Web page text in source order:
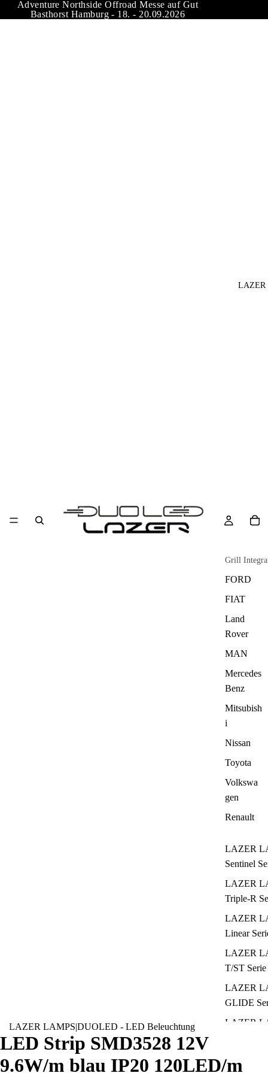
Adventure Northside Offroad Messe auf Gut
Basthorst Hamburg - 18. - 20.09.2026
LAZER
Grill
FORD
FIAT
Land
Rover
MAN
Mercedes
Benz
Mitsubish
i
Nissan
Toyota
Volkswa
gen
Renault
LAZER
Sentinel
LAZER
Triple-R
LAZER
Linear
LAZER
T/ST Serie
LAZER
GLIDE
LAZER
LAZER
LAZER LAMPS|DUOLED - LED Beleuchtung
LED Strip SMD3528 12V
9.6W/m blau IP20 120LED/m